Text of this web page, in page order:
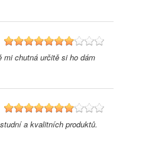
mi chutná určitě si ho dám
7
a kvalitních produktů.
7